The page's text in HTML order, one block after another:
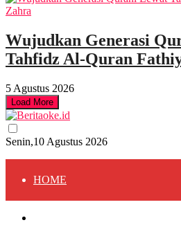
Wujudkan Generasi
Tahfidz Al-Quran
5 Agustus 2026
Load More
Senin,10 Agustus 2026
HOME